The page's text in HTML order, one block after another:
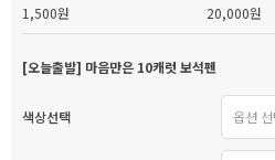
1,500원 20,000원
[오늘출발] 마음만은 10캐럿 보석펜
색상선택